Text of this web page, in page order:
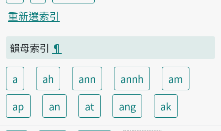
重新選索引
韻母索引 ¶
a ah ann annh
am
ap
an at ang ak